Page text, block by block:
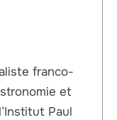
franco-
et
Paul